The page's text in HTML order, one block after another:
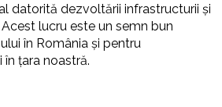
datorită dezvoltării infrastructurii și
lucru este un semn bun
în România și pentru
țara noastră.